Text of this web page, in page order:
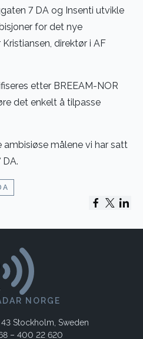
7 DA og Insenti utvikle
for det nye
direktør i AF
etter BREEAM-NOR
det enkelt å tilpasse
ambisiøse målene vi har satt
NORGE
43 Stockholm, Sweden
– 400 22 620